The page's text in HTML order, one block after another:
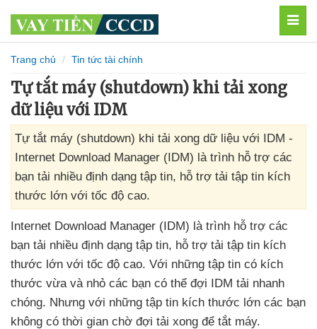
Trang chủ Tin tức tài chính
Tự tắt máy (shutdown) khi tải xong
dữ liệu với IDM
Tự tắt máy (shutdown) khi tải xong dữ liệu với IDM -
Internet Download Manager (IDM) là trình hỗ trợ các
bạn tải nhiều định dạng tập tin, hỗ trợ tải tập tin kích
thước lớn với tốc độ cao.
Internet Download Manager (IDM) là trình hỗ trợ các
bạn tải nhiều định dạng tập tin, hỗ trợ tải tập tin kích
thước lớn với tốc độ cao. Với những tập tin có kích
thước vừa và nhỏ các bạn có thể đợi IDM tải nhanh
chóng. Nhưng với những tập tin kích thước lớn các bạn
không có thời gian chờ đợi tải xong để tắt máy.